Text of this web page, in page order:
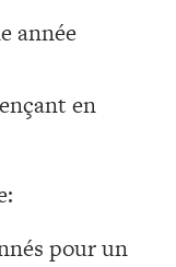
année
en
pour un